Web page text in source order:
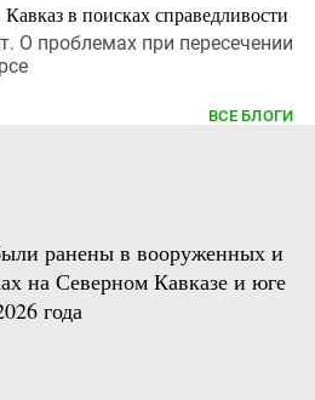
в поисках справедливости
О проблемах при пересечении
ВСЕ БЛОГИ
ранены в вооруженных и
на Северном Кавказе и юге
года